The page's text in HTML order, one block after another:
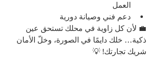
العمل
دعم فني وصيانة دورية
💼 لأن كل زاوية في محلك تستحق عين
ذكية… خلك دايمًا في الصورة، وخلّ الأمان
شريك تجارتك! 💡